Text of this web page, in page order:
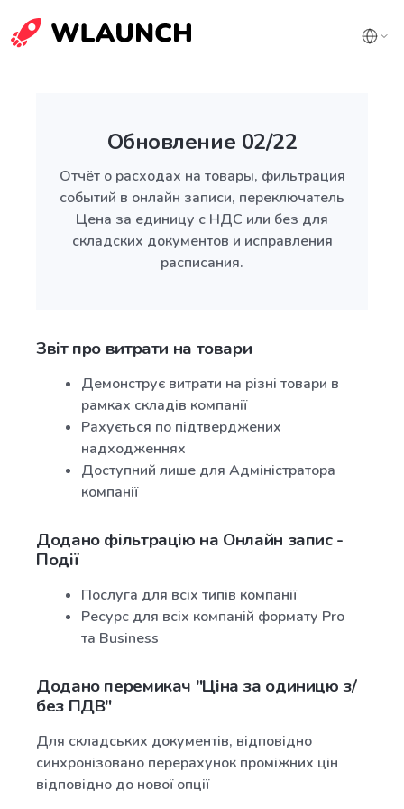
Обновление 02/22
Отчёт о расходах на товары, фильтрация
событий в онлайн записи, переключатель
Цена за единицу с НДС или без для
складских документов и исправления
расписания.
Звіт про витрати на товари
Демонструє витрати на різні товари в
рамках складів компанії
Рахується по підтверджених
надходженнях
Доступний лише для Адміністратора
компанії
Додано фільтрацію на Онлайн запис -
Події
Послуга для всіх типів компанії
Ресурс для всіх компаній формату Pro
та Business
Додано перемикач "Ціна за одиницю з/
без ПДВ"
Для складських документів, відповідно
синхронізовано перерахунок проміжних цін
відповідно до нової опції